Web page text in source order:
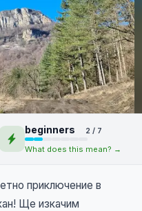
beginners
2 / 7
What does this mean? →
приключение в
Ще изкачим